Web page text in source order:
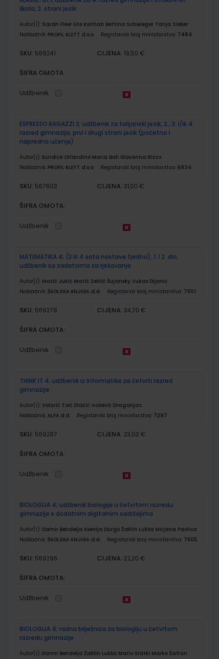
škola, 2. strani jezik
Autor(i): Sarah Fleer Ute Koithan Bettina Schwieger Tanja Sieber
Nakladnik: PROFIL KLETT d.o.o. Registarski broj ministarstva: 7484
SKU: 569241 CIJENA: 19,50 €
ŠIFRA OMOTA:
Udžbenik
ESPRESSO RAGAZZI 2; udžbenik za talijanski jezik, 2., 3. i/ili 4.
razred gimnazija, prvi i drugi strani jezik (početno i
napredno učenje)
Autor(i): Euridice Orlandino Maria Bali Giovanna Rizzo
Nakladnik: PROFIL KLETT d.o.o. Registarski broj ministarstva: 6834
SKU: 567603 CIJENA: 31,00 €
ŠIFRA OMOTA:
Udžbenik
MATEMATIKA 4; (3 ili 4 sata nastave tjedno), 1. I 2. dio,
udžbenik sa zadatcima za rješavanje
Autor(i): Matić Jukić Matić Zelčić Šujansky Vukas Dijanić
Nakladnik: ŠKOLSKA KNJIGA d.d. Registarski broj ministarstva: 7651
SKU: 569278 CIJENA: 34,70 €
ŠIFRA OMOTA:
Udžbenik
THINK IT 4; udžbenik iz informatike za četvrti razred
gimnazije
Autor(i): Volarić Toić Dlačić Ivošević Draganjac
Nakladnik: ALFA d.d. Registarski broj ministarstva: 7297
SKU: 569287 CIJENA: 23,00 €
ŠIFRA OMOTA:
Udžbenik
BIOLOGIJA 4; udžbenik biologije u četvrtom razredu
gimnazije s dodatnim digitalnim sadržajima
Autor(i): Damir Bendelja Ksenija Durgo Žaklin Lukša Mirjana Pavlica
Nakladnik: ŠKOLSKA KNJIGA d.d. Registarski broj ministarstva: 7605
SKU: 569296 CIJENA: 22,20 €
ŠIFRA OMOTA:
Udžbenik
BIOLOGIJA 4; radna bilježnica za biologiju u četvrtom
razredu gimnazije
Autor(i): Damir Bendelja Žaklin Lukša Mario Slatki Marko Šafran